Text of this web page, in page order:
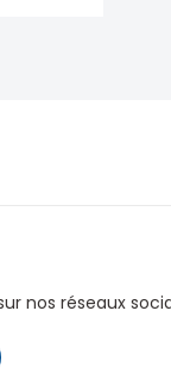
nos réseaux